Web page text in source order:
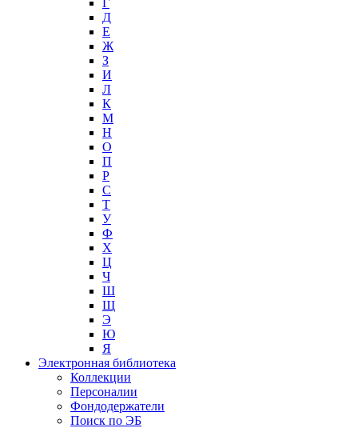
Г
Д
Е
Ж
З
И
Л
К
М
Н
О
П
Р
С
Т
У
Ф
Х
Ц
Ч
Ш
Щ
Э
Ю
Я
Электронная библиотека
Коллекции
Персоналии
Фондодержатели
Поиск по ЭБ